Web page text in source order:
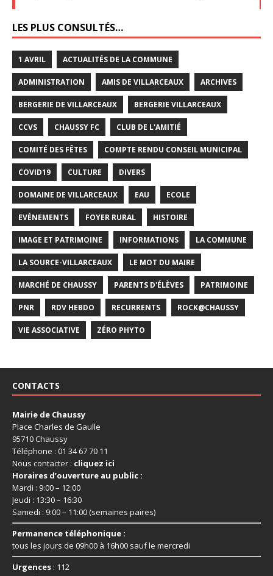
LES PLUS CONSULTÉS…
1 AVRIL ACTUALITÉS DE LA COMMUNE
ADMINISTRATION AMIS DE VILLARCEAUX ARCHIVES
BERGERIE DE VILLARCEAUX BERGERIE VILLARCEAUX
CCVS CHAUSSY FC CLUB DE L'AMITIÉ
COMITÉ DES FÊTES COMPTE RENDU CONSEIL MUNICIPAL
COVID19 CULTURE DIVERS
DOMAINE DE VILLARCEAUX EAU ECOLE
EVÉNEMENTS FOYER RURAL HISTOIRE
IMAGE ET PATRIMOINE INFORMATIONS LA COMMUNE
LA SOURCE-VILLARCEAUX LE MOT DU MAIRE
MARCHÉ DE CHAUSSY PARENTS D'ÉLÈVES PATRIMOINE
PNR RDV HEBDO RECURRENTS ROCK@CHAUSSY
VIE ASSOCIATIVE ZÉRO PHYTO
CONTACTS
Mairie de Chaussy
Place Charles de Gaulle
95710 Chaussy
Téléphone : 01 34 67 70 11
Nous contacter : cliquez ici
Horaires d’ouverture au public :
Mardi : 9:00 – 12:00
Jeudi : 13:30 – 16:30
Samedi : 9:00 – 11:00 (semaines paires)
Permanence téléphonique :
tous les jours de 09h00 à 16h00 sauf le mercredi
Urgences : 112